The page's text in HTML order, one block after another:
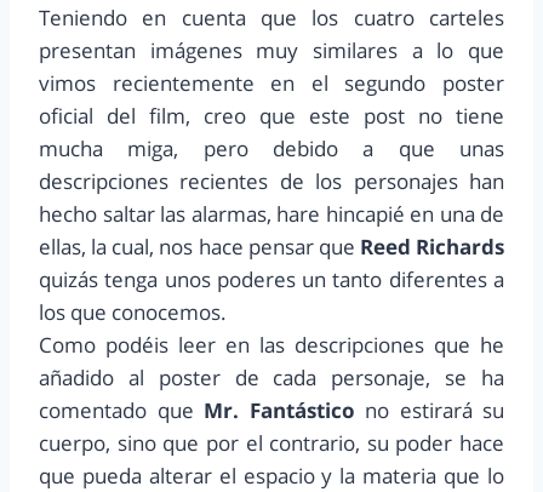
Teniendo en cuenta que los cuatro carteles
presentan imágenes muy similares a lo que
vimos recientemente en el segundo poster
oficial del film, creo que este post no tiene
mucha miga, pero debido a que unas
descripciones recientes de los personajes han
hecho saltar las alarmas, hare hincapié en una de
ellas, la cual, nos hace pensar que Reed Richards
quizás tenga unos poderes un tanto diferentes a
los que conocemos.
Como podéis leer en las descripciones que he
añadido al poster de cada personaje, se ha
comentado que Mr. Fantástico no estirará su
cuerpo, sino que por el contrario, su poder hace
que pueda alterar el espacio y la materia que lo